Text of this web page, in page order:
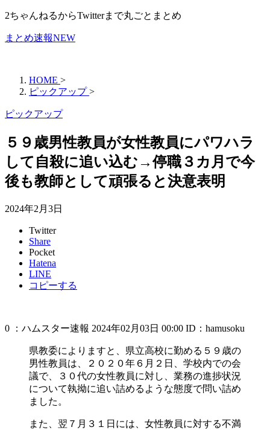
2ちゃんねるからTwitterまで丸ごとまとめ
まとめ速報NEW
HOME >
ピックアップ >
ピックアップ
５９歳男性教員が女性教員にパワハラ
して自殺に追い込む→停職３カ月で今
後も教師として頑張ると決意表明
2024年2月3日
Twitter
Share
Pocket
Hatena
LINE
コピーする
0 ：ハムスター速報 2024年02月03日 00:00 ID：hamusoku
県教委によりますと、県立高校に勤める５９歳の
男性教員は、２０２０年６月２日、学校内での会
議で、３０代の女性教員に対し、業務の進捗状況
について執拗に追い詰めるような態度で問い詰め
ました。
また、翌７月３１日には、女性教員に対する不満